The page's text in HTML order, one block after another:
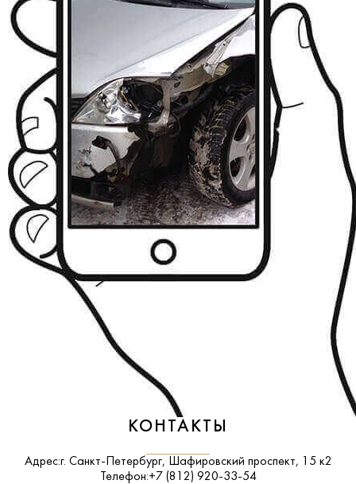
КОНТАКТЫ
Адрес:г. Санкт-Петербург, Шафировский проспект, 15 к2
Телефон:+7 (812) 920-33-54